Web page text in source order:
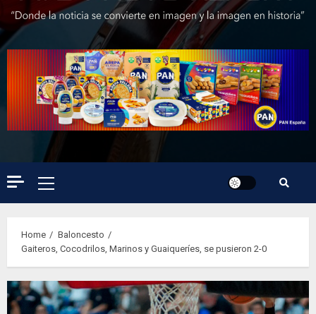
Primary
Menu
Home
Baloncesto
Gaiteros, Cocodrilos, Marinos y Guaiqueríes, se pusieron 2-0